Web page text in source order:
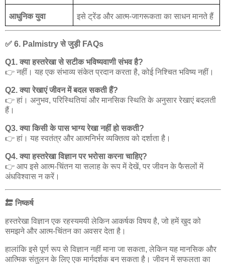
आधुनिक युवा इसे ट्रेंड और आत्म-जागरूकता का साधन मानते हैं
✅ 6. Palmistryसे जुड़ीFAQs
Q1.क्या हस्तरेखा से सटीक भविष्यवाणी संभव है?
👉 नहीं। यह एक संभाव्य संकेत प्रदान करता है, कोई निश्चित भविष्य नहीं।
Q2.क्या रेखाएं जीवन में बदल सकती हैं?
👉 हां। अनुभव, परिस्थितियां और मानसिक स्थिति के अनुसार रेखाएं बदलती
हैं।
Q3.क्या किसी के पास भाग्य रेखा नहीं हो सकती?
👉 हां। यह स्वतंत्र और आत्मनिर्भर व्यक्तित्व को दर्शाता है।
Q4.क्या हस्तरेखा विज्ञान पर भरोसा करना चाहिए?
👉 आप इसे आत्म-चिंतन या सलाह के रूप में देखें, पर जीवन के फैसलों में
अंधविश्वास न करें।
🔚 निष्कर्ष
हस्तरेखा विज्ञान एक रहस्यमयी लेकिन आकर्षक विषय है, जो हमें खुद को
समझने और आत्म-चिंतन का अवसर देता है।
हालांकि इसे पूर्ण रूप से विज्ञान नहीं माना जा सकता, लेकिन यह मानसिक और
आत्मिक संतुलन के लिए एक मार्गदर्शक बन सकता है। जीवन में सफलता का